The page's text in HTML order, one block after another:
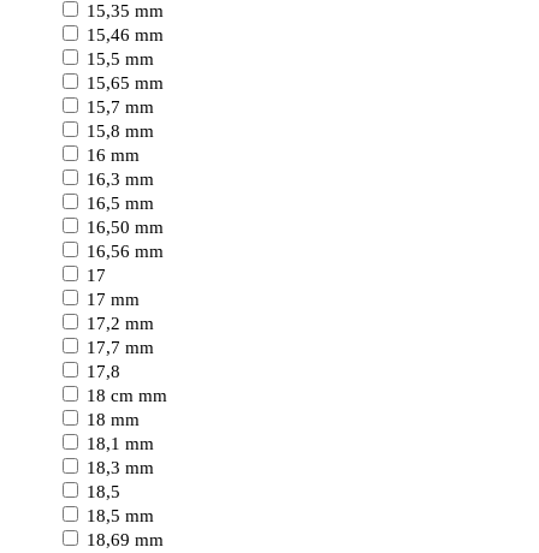
15,35 mm
15,46 mm
15,5 mm
15,65 mm
15,7 mm
15,8 mm
16 mm
16,3 mm
16,5 mm
16,50 mm
16,56 mm
17
17 mm
17,2 mm
17,7 mm
17,8
18 cm mm
18 mm
18,1 mm
18,3 mm
18,5
18,5 mm
18,69 mm